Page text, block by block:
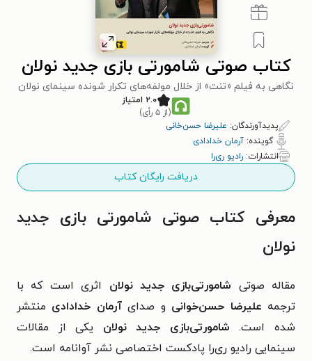
کتاب صوتی شامورتی بازی جدید نولان
نگاهی به فیلم «تنت» از خلال مولفه‌های تکرار شونده سینمای نولان
۲.۰ امتیاز
(از ۵ رأی)
پدیدآورندگان: علیرضا حسن‌خانی
گوینده: آرمان خدادادی
انتشارات: رادیو ری‌را
دریافت رایگان کتاب
معرفی کتاب صوتی شامورتی بازی جدید
نولان
مقاله صوتی شامورتی‌بازی جدید نولان اثری است که با
ترجمه علیرضا حسن‌خوانی و صدایآرمان خدادادی منتشر
شده است. شامورتی‌بازی جدید نولان یکی از مقالات
سینمایی رادیو ری‌را پادکست اختصاصی نشر آوانامه است.